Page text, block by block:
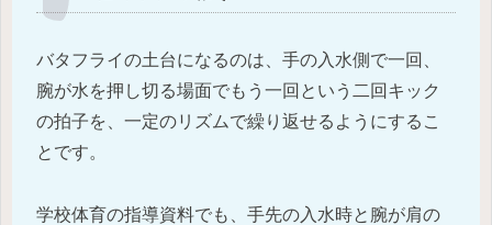
バタフライの土台になるのは、手の入水側で一回、
腕が水を押し切る場面でもう一回という二回キック
の拍子を、一定のリズムで繰り返せるようにするこ
とです。
学校体育の指導資料でも、手先の入水時と腕が肩の